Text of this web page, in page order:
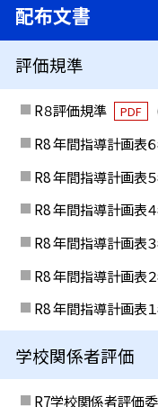
配布文書
評価規準
R８評価規準 PDF
R8 年間指導計画表
R8 年間指導計画表
R8 年間指導計画表
R8 年間指導計画表
R8 年間指導計画表
R8 年間指導計画表
学校関係者評価
R7学校関係者評価